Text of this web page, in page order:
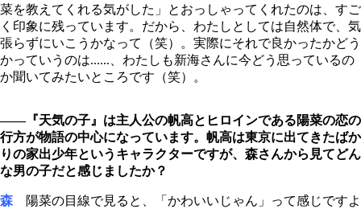
菜を教えてくれる気がした」とおっしゃってくれたのは、すご
く印象に残っています。だから、わたしとしては自然体で、気
張らずにいこうかなって（笑）。実際にそれで良かったかどう
かっていうのは......、わたしも新海さんに今どう思っているの
か聞いてみたいところです（笑）。
――『天気の子』は主人公の帆高とヒロインである陽菜の恋の
行方が物語の中心になっています。帆高は東京に出てきたばか
りの家出少年というキャラクターですが、森さんから見てどん
な男の子だと感じましたか？
森 陽菜の目線で見ると、「かわいいじゃん」って感じですよ